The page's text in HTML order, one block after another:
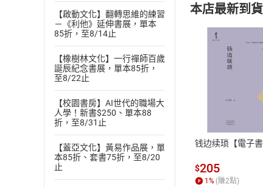
【啟動文化】翻轉思維的練習
－《利他》延伸書展，單本
85折，至8/14止
【橡樹林文化】一行禪師百歲
誕辰紀念書展，單本85折，
至8/22止
【校園書房】AI世代的職場大
人學！新書$250、單本88
折，至8/31止
【蓋亞文化】黃易作品展，單
本85折、套書75折，至8/20
止
付
ATM轉帳、
本店最新到貨
钱边续琐【電子書
$205
1 % (賺2點)